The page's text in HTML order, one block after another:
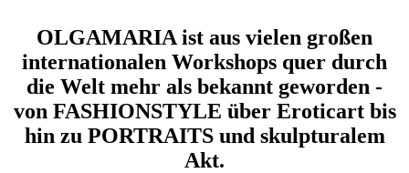
OLGAMARIA ist aus vielen großen
internationalen Workshops quer durch
die Welt mehr als bekannt geworden -
von FASHIONSTYLE über Eroticart bis
hin zu PORTRAITS und skulpturalem
Akt.